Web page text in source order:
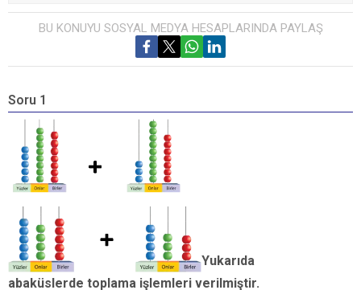
BU KONUYU SOSYAL MEDYA HESAPLARINDA PAYLAŞ
Soru 1
Yukarıda
abaküslerde toplama işlemleri verilmiştir.